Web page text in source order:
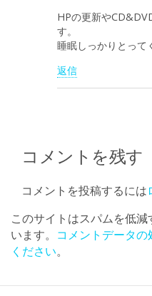
HPの更新や
す。
睡眠しっかりとって
返信
コメントを残す
コメントを投稿するには
このサイトはスパムを低
います。 コメントデータ
ください。